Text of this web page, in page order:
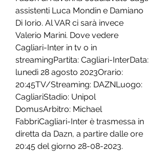
assistenti Luca Mondin e Damiano
Di Iorio. Al VAR ci sarà invece
Valerio Marini. Dove vedere
Cagliari-Inter in tv o in
streamingPartita: Cagliari-InterData:
lunedì 28 agosto 2023Orario:
20:45TV/Streaming: DAZNLuogo:
CagliariStadio: Unipol
DomusArbitro: Michael
FabbriCagliari-Inter è trasmessa in
diretta da Dazn, a partire dalle ore
20:45 del giorno 28-08-2023.